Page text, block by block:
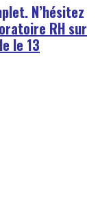
N’hésitez
RH sur
le 13